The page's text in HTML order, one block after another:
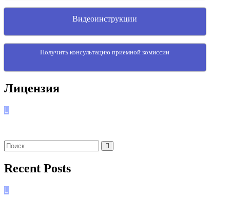
Видеоинструкции
Получить консультацию приемной комиссии
Лицензия
Recent Posts